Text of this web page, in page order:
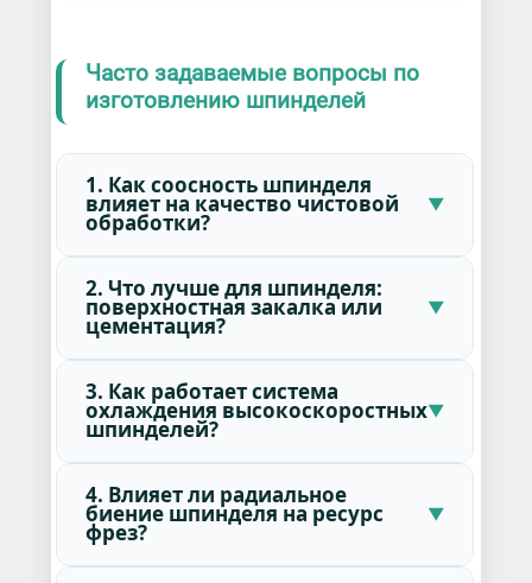
Часто задаваемые вопросы по
изготовлению шпинделей
1. Как соосность шпинделя
влияет на качество чистовой
обработки?
2. Что лучше для шпинделя:
поверхностная закалка или
цементация?
3. Как работает система
охлаждения высокоскоростных
шпинделей?
4. Влияет ли радиальное
биение шпинделя на ресурс
фрез?